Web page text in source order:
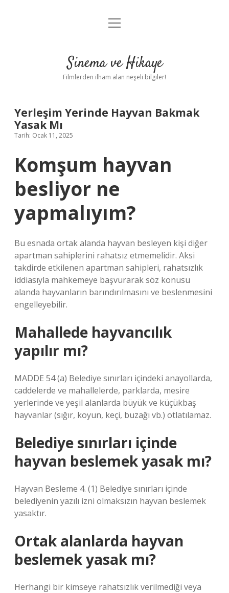
Gizlilik Politikası
Yasal Uyarı
menüyü
Sinema ve Hikaye
Filmlerden ilham alan neşeli bilgiler!
Yerleşim Yerinde Hayvan Bakmak
Yasak Mı
Tarih: Ocak 11, 2025
Komşum hayvan
besliyor ne
yapmalıyım?
Bu esnada ortak alanda hayvan besleyen kişi diğer
apartman sahiplerini rahatsız etmemelidir. Aksi
takdirde etkilenen apartman sahipleri, rahatsızlık
iddiasıyla mahkemeye başvurarak söz konusu
alanda hayvanların barındırılmasını ve beslenmesini
engelleyebilir.
Mahallede hayvancılık
yapılır mı?
MADDE 54 (a) Belediye sınırları içindeki anayollarda,
caddelerde ve mahallelerde, parklarda, mesire
yerlerinde ve yeşil alanlarda büyük ve küçükbaş
hayvanlar (sığır, koyun, keçi, buzağı vb.) otlatılamaz.
Belediye sınırları içinde
hayvan beslemek yasak mı?
Hayvan Besleme 4. (1) Belediye sınırları içinde
belediyenin yazılı izni olmaksızın hayvan beslemek
yasaktır.
Ortak alanlarda hayvan
beslemek yasak mı?
Herhangi bir kimseye rahatsızlık verilmediği veya